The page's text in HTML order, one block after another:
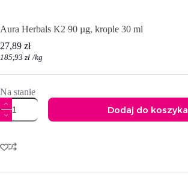
Aura Herbals K2 90 µg, krople 30 ml
27,89 zł
185,93 zł /kg
Na stanie
ilość
Aura
Herbals
90
µg,
30
Dodaj do koszyka
t
r